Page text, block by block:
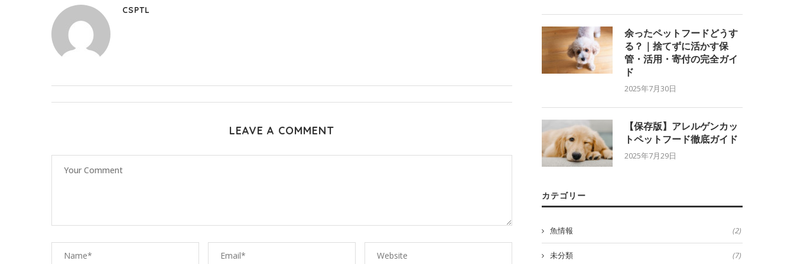
CSPTL
LEAVE A COMMENT
余ったペットフードどうす
る？｜捨てずに活かす保
管・活用・寄付の完全ガイ
ド
2025年7月30日
【保存版】アレルゲンカッ
トペットフード徹底ガイド
2025年7月29日
カテゴリー
魚情報 (2)
未分類 (7)